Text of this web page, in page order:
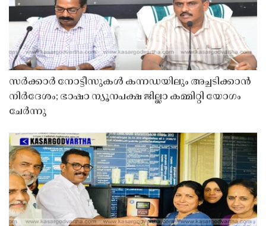
സർക്കാർ നോട്ടീസുകൾ കന്നഡയിലും അച്ചടിക്കാൻ
നിർദേശം; ഭാഷാ ന്യൂനപക്ഷ ജില്ലാ കമ്മിറ്റി യോഗം
ചേർന്നു